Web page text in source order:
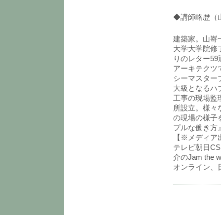
◆講師略歴（
建築家。山㟢
大学大学院修
りのレター
アーキテクツ
シーマスター
大級となるハ
工事の現場監
所設立。様
の現場の様子
プルな働き方
【※メディア
テレビ朝日
介のJam the
オンライン、